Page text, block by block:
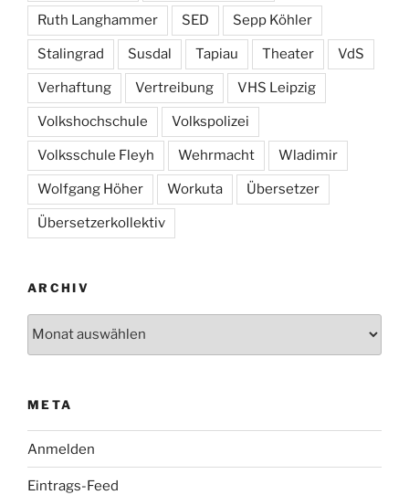
Ruth Langhammer SED Sepp Köhler
Stalingrad Susdal Tapiau Theater VdS
Verhaftung Vertreibung VHS Leipzig
Volkshochschule Volkspolizei
Volksschule Fleyh Wehrmacht Wladimir
Wolfgang Höher Workuta Übersetzer
Übersetzerkollektiv
ARCHIV
META
Anmelden
Eintrags-Feed